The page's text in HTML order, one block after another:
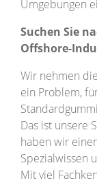
Umgebungen
Suchen Sie
Offshore-
Wir nehmen
ein Problem,
Das ist unsere
haben wir
Spezialwissen
Mit viel